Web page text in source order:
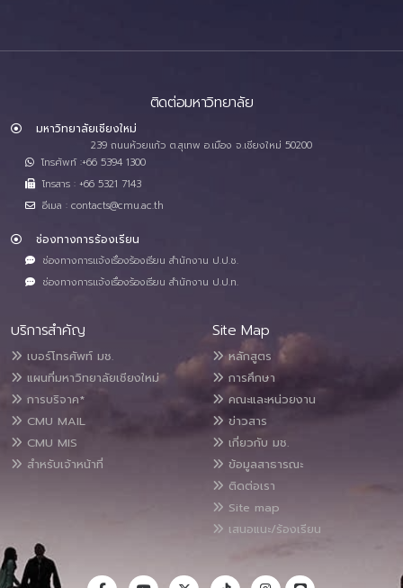
ติดต่อมหาวิทยาลัย
มหาวิทยาลัยเชียงใหม่
239 ถนนห้วยแก้ว ต.สุเทพ อ.เมือง จ.เชียงใหม่ 50200
โทรศัพท์ :+66 5394 1300
โทรสาร : +66 5321 7143
อีเมล : contacts@cmu.ac.th
ช่องทางการร้องเรียน
ช่องทางการแจ้งเรื่องร้องเรียน สำนักงาน ป.ป.ช.
ช่องทางการแจ้งเรื่องร้องเรียน สำนักงาน ป.ป.ท.
บริการสำคัญ
เบอร์โทรศัพท์ มช.
แผนที่มหาวิทยาลัยเชียงใหม่
การบริจาค*
CMU MAIL
CMU MIS
สำหรับเจ้าหน้าที่
Site Map
หลักสูตร
การศึกษา
คณะและหน่วยงาน
ข่าวสาร
เกี่ยวกับ มช.
ข้อมูลสาธารณะ
ติดต่อเรา
Site map
เสนอแนะ/ร้องเรียน